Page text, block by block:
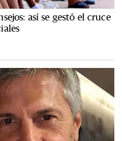
así se gestó el cruce